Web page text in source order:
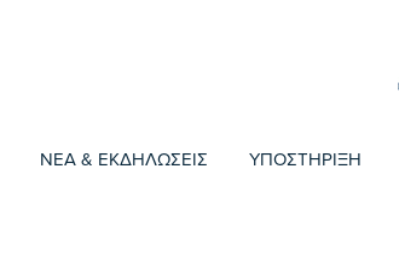
ΝΕΑ & ΕΚΔΗΛΩΣΕΙΣ ΥΠΟΣΤΗΡΙΞΗ